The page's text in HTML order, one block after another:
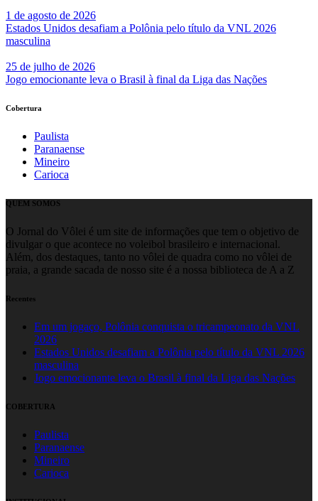
1 de agosto de 2026
Estados Unidos desafiam a Polônia pelo título da VNL 2026
masculina
25 de julho de 2026
Jogo emocionante leva o Brasil à final da Liga das Nações
Cobertura
Paulista
Paranaense
Mineiro
Carioca
QUEM SOMOS
O Jornal do Vôlei é um site de informações que tem o objetivo de
divulgar o que acontece no voleibol brasileiro e internacional.
Além, dos destaques, tanto no vôlei de quadra como no vôlei de
praia, a grande sacada de nosso site é a nossa biblioteca de A a Z
Recentes
Em um jogaço, Polônia conquista o tricampeonato da VNL
2026
Estados Unidos desafiam a Polônia pelo título da VNL 2026
masculina
Jogo emocionante leva o Brasil à final da Liga das Nações
COBERTURA
Paulista
Paranaense
Mineiro
Carioca